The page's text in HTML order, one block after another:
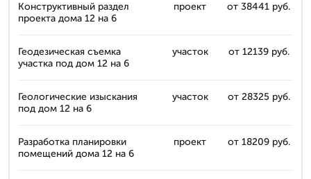
Конструктивный раздел
проекта дома 12 на 6
проект от 38441 руб.
Геодезическая съемка
участка под дом 12 на 6
участок от 12139 руб.
Геологические изыскания
под дом 12 на 6
участок от 28325 руб.
Разработка планировки
помещений дома 12 на 6
проект от 18209 руб.